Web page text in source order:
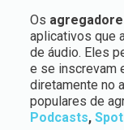
Os
aplicativos que
de áudio. Eles
e se inscrevam
diretamente no
populares de
Podcasts,